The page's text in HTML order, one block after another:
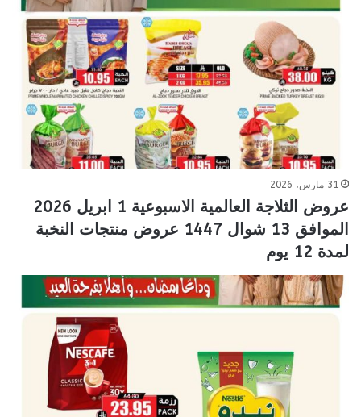
31 مارس، 2026
عروض الثلاجة العالمية الاسبوعية 1 ابريل 2026
الموافق 13 شوال 1447 عروض منتجات النخبة
لمدة 12 يوم